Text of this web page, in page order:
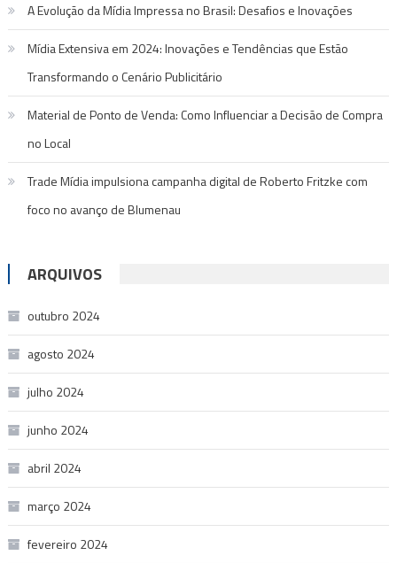
A Evolução da Mídia Impressa no Brasil: Desafios e Inovações
Mídia Extensiva em 2024: Inovações e Tendências que Estão
Transformando o Cenário Publicitário
Material de Ponto de Venda: Como Influenciar a Decisão de Compra
no Local
Trade Mídia impulsiona campanha digital de Roberto Fritzke com
foco no avanço de Blumenau
ARQUIVOS
outubro 2024
agosto 2024
julho 2024
junho 2024
abril 2024
março 2024
fevereiro 2024